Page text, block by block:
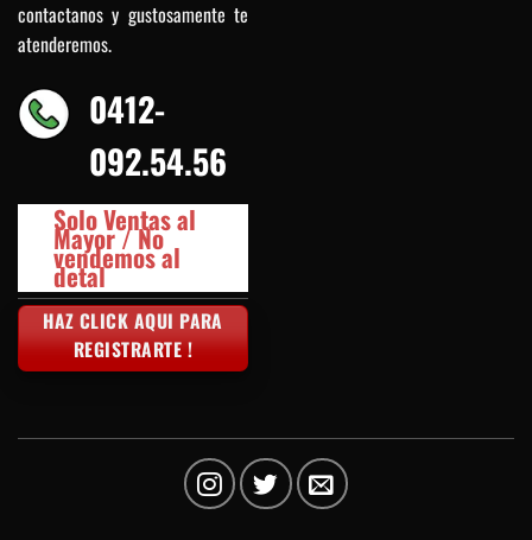
contactanos y gustosamente te
atenderemos.
0412-
092.54.56
Solo Ventas al
Mayor / No
vendemos al
detal
HAZ CLICK AQUI PARA
REGISTRARTE !